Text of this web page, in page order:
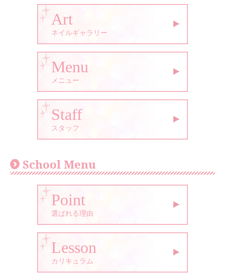
Art
ネイルギャラリー
Menu
メニュー
Staff
スタッフ
School Menu
Point
選ばれる理由
Lesson
カリキュラム